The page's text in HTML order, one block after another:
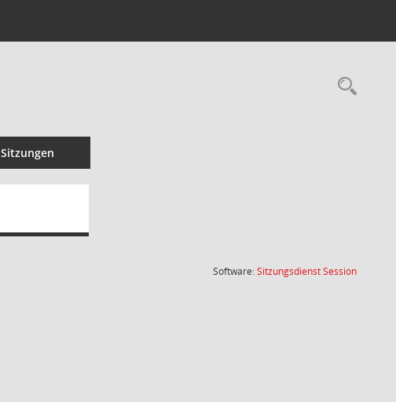
Sitzungen
Software:SitzungsdienstSession(Wird in